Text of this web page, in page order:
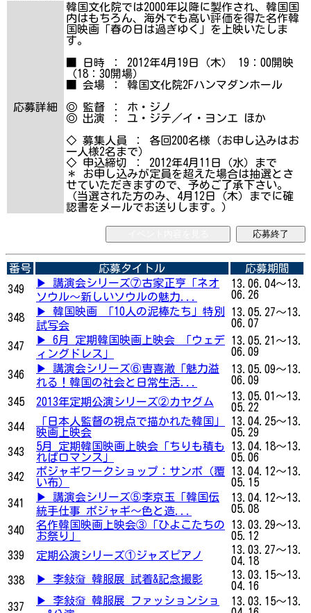
応募詳細
韓国文化院では2000年以降に製作され、韓国国
内はもちろん、海外でも高い評価を得た名作韓
国映画「春の日は過ぎゆく」を上映いたしま
す。
■ 日時 ： 2012年4月19日（木） 19：00開映
（18：30開場）
■ 会場 ： 韓国文化院2Fハンマダンホール
◎ 監督 ： ホ・ジノ
◎ 出演 ： ユ・ジテ／イ・ヨンエ ほか
◇ 募集人員 ： 各回200名様（お申し込みはお
一人様2名まで）
◇ 申込締切 ： 2012年4月11日（水）まで
＊ お申し込みが定員を超えた場合は抽選とさ
せていただきますので、予めご了承下さい。
（当選された方のみ、4月12日（木）までに確
認書をメールでお送りします。）
応募終了
番号 応募タイトル
応募期間
349
▶ 講演会シリーズ⑦古家正亨「ネオ
ソウル～新しいソウルの魅力...
13.06.04～13.
06.26
348
▶ 韓国映画 「10人の泥棒たち」特別
試写会
13.05.27～13.
06.07
347
▶ 6月 定期韓国映画上映会 「ウェデ
ィングドレス」
13.05.21～13.
06.09
346
▶ 講演会シリーズ⑥曺喜澈「魅力溢
れる！韓国の社会と日常生活...
13.05.09～13.
06.09
345
2013年定期公演シリーズ②カヤグム
13.05.01～13.
05.22
344
「日本人監督の視点で描かれた韓国」
映画上映会
13.04.25～13.
05.29
343
5月 定期韓国映画上映会「ちりも積も
ればロマンス」
13.04.18～13.
05.06
342
ポジャギワークショップ：サンポ（覆
い布）
13.04.12～13.
05.15
341
▶ 講演会シリーズ⑤李京玉「韓国伝
統手仕事 ポジャギ～色と造...
13.04.12～13.
05.08
340
名作韓国映画上映会③「ひよこたちの
お祭り」
13.03.29～13.
05.12
339
定期公演シリーズ①ジャズピアノ
13.03.27～13.
04.18
338
▶ 李敍奫 韓服展 試着&記念撮影
13.03.15～13.
04.16
337
▶ 李敍奫 韓服展 ファッションショ
13.03.15～13.